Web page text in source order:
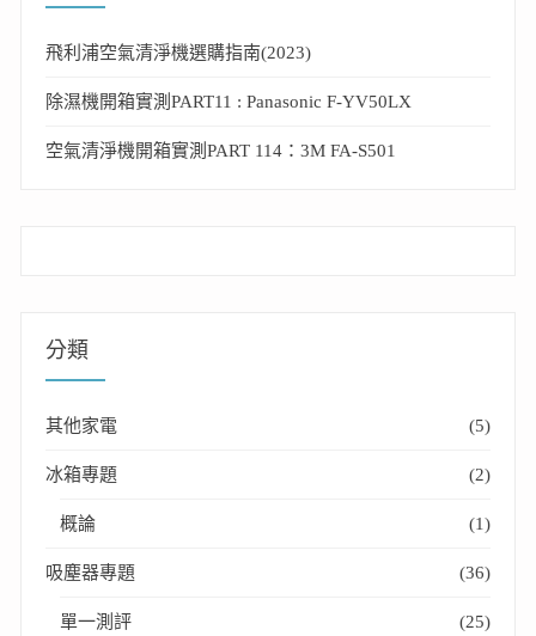
飛利浦空氣清淨機選購指南(2023)
除濕機開箱實測PART11 : Panasonic F-YV50LX
空氣清淨機開箱實測PART 114：3M FA-S501
分類
其他家電 (5)
冰箱專題 (2)
概論 (1)
吸塵器專題 (36)
單一測評 (25)